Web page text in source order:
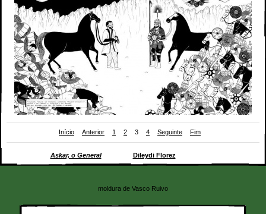
Início Anterior 1 2 3 4 Seguinte Fim
Askar, o General(2015) de Dileydi Florez
moldura de Vasco Ruivo